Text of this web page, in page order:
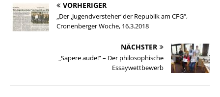
VORHERIGER
„Der ‚Jugendversteher‘ der Republik am CFG“,
Cronenberger Woche, 16.3.2018
NÄCHSTER
„Sapere aude!“ – Der philosophische
Essaywettbewerb